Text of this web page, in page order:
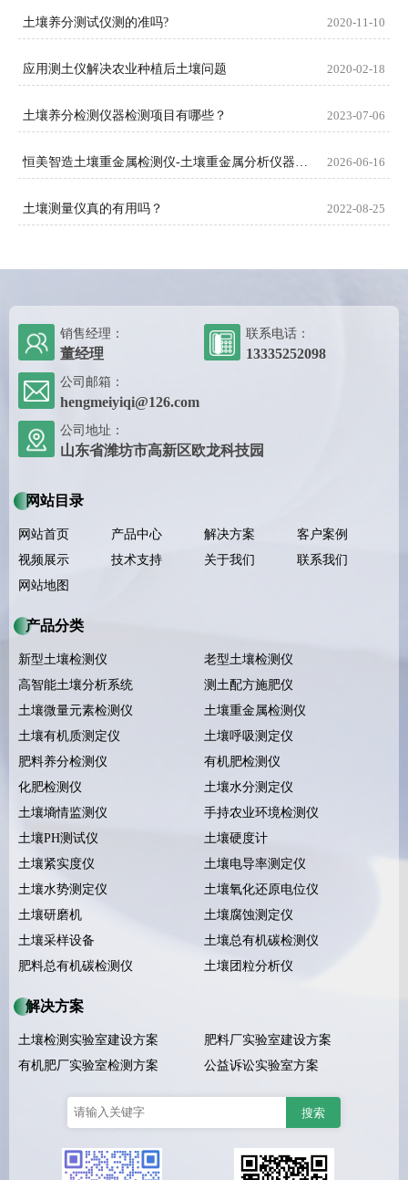
土壤养分测试仪测的准吗? 2020-11-10
应用测土仪解决农业种植后土壤问题 2020-02-18
土壤养分检测仪器检测项目有哪些？ 2023-07-06
2026-06-16
土壤测量仪真的有用吗？ 2022-08-25
销售经理：
董经理
联系电话：
13335252098
公司邮箱：
hengmeiyiqi@126.com
公司地址：
山东省潍坊市高新区欧龙科技园
网站目录
网站首页 产品中心 解决方案
客户案例
视频展示
技术支持 关于我们
联系我们
网站地图
产品分类
新型土壤检测仪
老型土壤检测仪
高智能土壤分析系统
测土配方施肥仪
土壤微量元素检测仪
土壤重金属检测仪
土壤有机质测定仪
土壤呼吸测定仪
肥料养分检测仪
有机肥检测仪
化肥检测仪
土壤水分测定仪
土壤墒情监测仪
手持农业环境检测仪
土壤PH测试仪
土壤硬度计
土壤紧实度仪
土壤电导率测定仪
土壤水势测定仪
土壤氧化还原电位仪
土壤研磨机
土壤腐蚀测定仪
土壤采样设备
土壤总有机碳检测仪
肥料总有机碳检测仪
土壤团粒分析仪
解决方案
土壤检测实验室建设方案
肥料厂实验室建设方案
有机肥厂实验室检测方案
公益诉讼实验室方案